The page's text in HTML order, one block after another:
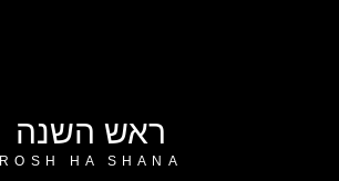
ראש השנה
ROSH HA SHANA